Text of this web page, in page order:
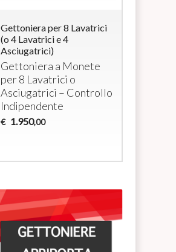
Gettoniera per 8 Lavatrici
(o 4 Lavatrici e 4
Asciugatrici)
Gettoniera a Monete
per 8 Lavatrici o
Asciugatrici – Controllo
Indipendente
€ 1.950,00